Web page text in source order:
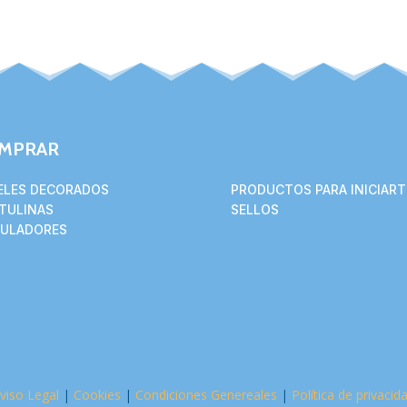
DECORADOS
PRODUCTOS PARA
SELLOS
Legal | Cookies | Condiciones Genereales | Política de